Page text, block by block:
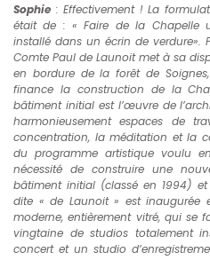
Sophie : Effectivement ! La
était de : « Faire de la Chapelle
installé dans un écrin de verdure».
Comte Paul de Launoit met à sa
en bordure de la forêt de
finance la construction de la
bâtiment initial est l’œuvre de
harmonieusement espaces de
concentration, la méditation et la
du programme artistique voulu
nécessité de construire une
bâtiment initial (classé en 1994)
dite « de Launoit » est inaugurée
moderne, entièrement vitré, qui se
vingtaine de studios totalement
concert et un studio